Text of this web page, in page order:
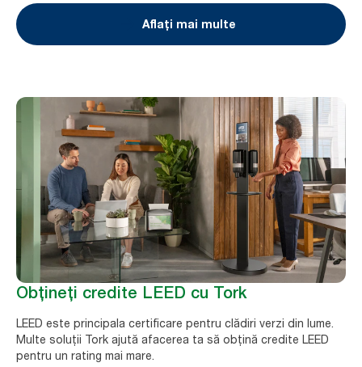
Aflați mai multe
Obțineți credite LEED cu Tork
LEED este principala certificare pentru clădiri verzi din lume.
Multe soluții Tork ajută afacerea ta să obțină credite LEED
pentru un rating mai mare.